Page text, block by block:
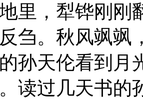
里，犁铧刚刚
刍。秋风飒飒
孙天伦看到月
读过几天书的